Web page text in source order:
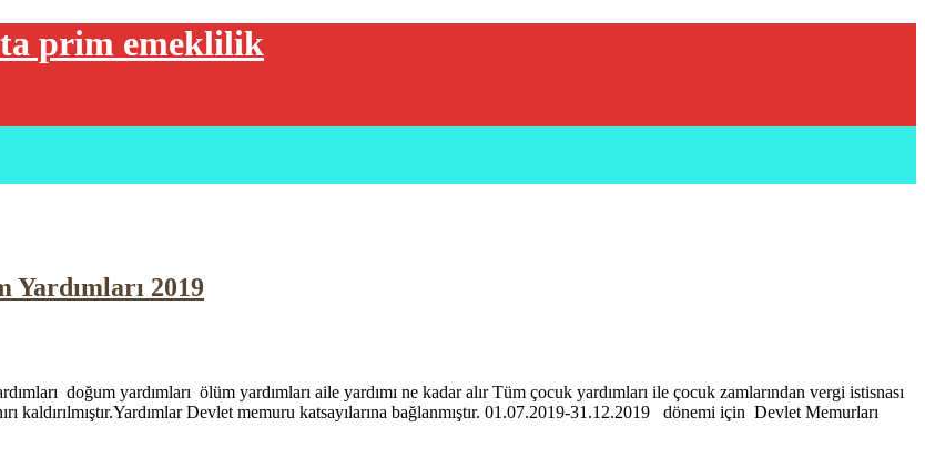
prim emeklilik
Yardımları 2019
doğum yardımları ölüm yardımları aile yardımı ne kadar alır Tüm çocuk yardımları ile çocuk zamlarından vergi istisnası
kaldırılmıştır.Yardımlar Devlet memuru katsayılarına bağlanmıştır. 01.07.2019-31.12.2019 dönemi için Devlet Memurları